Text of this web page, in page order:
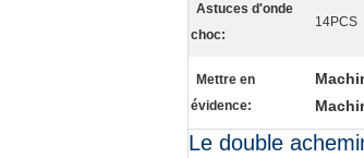
Astuces d'onde
choc:
14PCS
Mettre en
évidence:
Le double